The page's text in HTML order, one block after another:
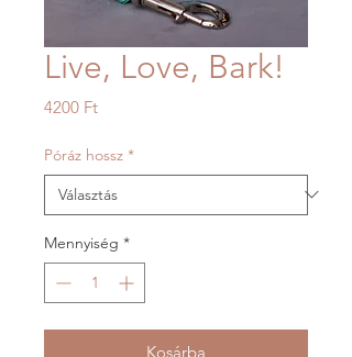
Live, Love, Bark!
4200 FtÁr
Póráz hossz *
Mennyiség *
Kosárba